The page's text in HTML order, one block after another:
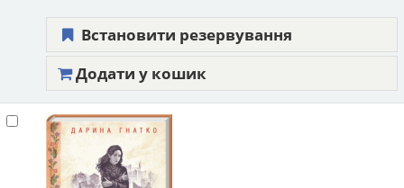
Встановити резервування
Додати у кошик